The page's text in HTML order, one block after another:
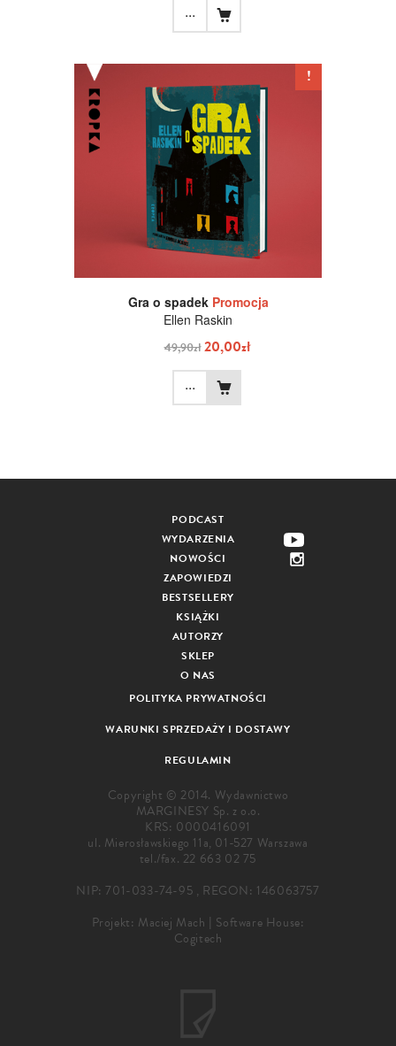
...
!
Gra o spadek Promocja
Ellen Raskin
49,90zł 20,00zł
...
PODCAST
WYDARZENIA
NOWOŚCI
ZAPOWIEDZI
BESTSELLERY
KSIĄŻKI
AUTORZY
SKLEP
O NAS
POLITYKA PRYWATNOŚCI
WARUNKI SPRZEDAŻY I DOSTAWY
REGULAMIN
Copyright © 2014. Wydawnictwo
MARGINESY Sp. z o.o.
KRS: 0000416091
ul. Mierosławskiego 11a, 01-527 Warszawa
tel./fax. 22 663 02 75
NIP: 701-033-74-95 , REGON: 146063757
Projekt: Maciej Mach | Software House:
Cogitech